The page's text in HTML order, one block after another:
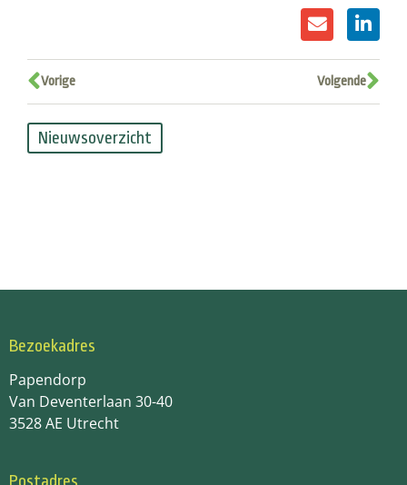
Vorige Volgende
Nieuwsoverzicht
Bezoekadres
Papendorp
Van Deventerlaan 30-40
3528 AE Utrecht